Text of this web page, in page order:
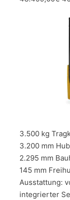
3.500 kg
3.200 mm
2.295 mm
145 mm
Ausstattung:
integrierter